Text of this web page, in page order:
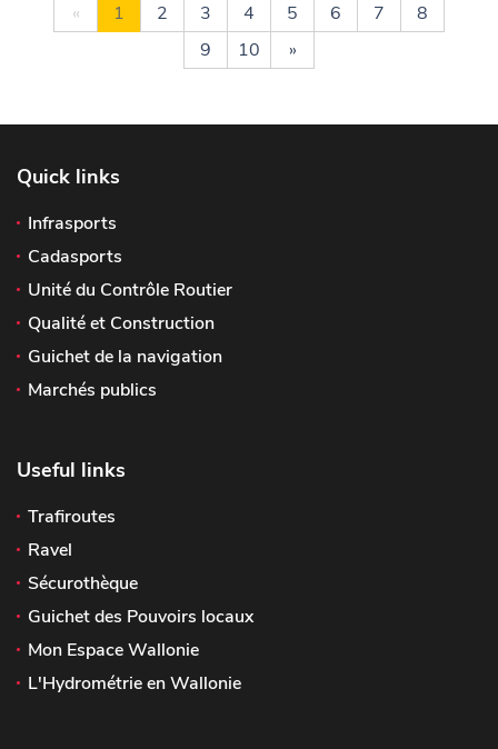
« 1 2 3 4 5 6 7
8
9
10 »
Quick links
Infrasports
Cadasports
Unité du Contrôle Routier
Qualité et Construction
Guichet de la navigation
Marchés publics
Useful links
Trafiroutes
Ravel
Sécurothèque
Guichet des Pouvoirs locaux
Mon Espace Wallonie
L'Hydrométrie en Wallonie